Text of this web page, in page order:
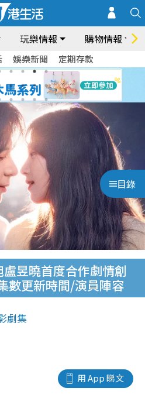
玩樂情報 購物情報
娛樂新聞 定期存款
目錄
昱曉首度合作劇情創
數更新時間/演員陣容
劇集
用 App 睇文